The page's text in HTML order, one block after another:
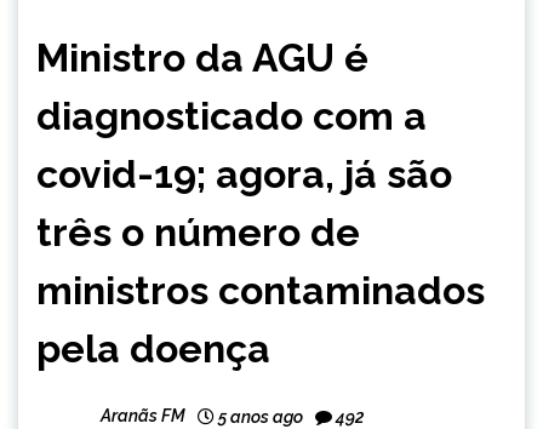
NOTÍCIAS
Ministro da AGU é
diagnosticado com a
covid-19; agora, já são
três o número de
ministros contaminados
pela doença
Aranãs FM 5 anos ago 492